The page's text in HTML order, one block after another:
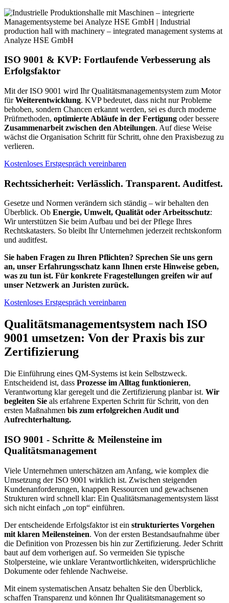
ISO 9001 & KVP: Fortlaufende Verbesserung als
Erfolgsfaktor
Mit der ISO 9001 wird Ihr Qualitätsmanagementsystem zum Motor
fürWeiterentwicklung. KVP bedeutet, dass nicht nur Probleme
behoben, sondern Chancen erkannt werden, sei es durch moderne
Prüfmethoden, optimierte Abläufe in der Fertigung oder bessere
Zusammenarbeit zwischen den Abteilungen. Auf diese Weise
wächst die Organisation Schritt für Schritt, ohne den Praxisbezug zu
verlieren.
Kostenloses Erstgespräch vereinbaren
Rechtssicherheit: Verlässlich. Transparent. Auditfest.
Gesetze und Normen verändern sich ständig – wir behalten den
Überblick. Ob Energie, Umwelt, Qualität oder Arbeitsschutz:
Wir unterstützen Sie beim Aufbau und bei der Pflege Ihres
Rechtskatasters. So bleibt Ihr Unternehmen jederzeit rechtskonform
und auditfest.
Sie haben Fragen zu Ihren Pflichten? Sprechen Sie uns gern
an, unser Erfahrungsschatz kann Ihnen erste Hinweise geben,
was zu tun ist. Für konkrete Fragestellungen greifen wir auf
unser Netzwerk an Juristen zurück.
Kostenloses Erstgespräch vereinbaren
Qualitätsmanagementsystem nach ISO
9001 umsetzen: Von der Praxis bis zur
Zertifizierung
Die Einführung eines QM-Systems ist kein Selbstzweck.
Entscheidend ist, dass Prozesse im Alltag funktionieren,
Verantwortung klar geregelt und die Zertifizierung planbar ist. Wir
begleiten Sie als erfahrene Experten Schritt für Schritt, von den
ersten Maßnahmen bis zum erfolgreichen Audit und
Aufrechterhaltung.
ISO 9001 - Schritte & Meilensteine im
Qualitätsmanagement
Viele Unternehmen unterschätzen am Anfang, wie komplex die
Umsetzung der ISO 9001 wirklich ist. Zwischen steigenden
Kundenanforderungen, knappen Ressourcen und gewachsenen
Strukturen wird schnell klar: Ein Qualitätsmanagementsystem lässt
sich nicht einfach „on top“ einführen.
Der entscheidende Erfolgsfaktor ist ein strukturiertes Vorgehen
mit klaren Meilensteinen. Von der ersten Bestandsaufnahme über
die Definition von Prozessen bis hin zur Zertifizierung. Jeder Schritt
baut auf dem vorherigen auf. So vermeiden Sie typische
Stolpersteine, wie unklare Verantwortlichkeiten, widersprüchliche
Dokumente oder fehlende Nachweise.
Mit einem systematischen Ansatz behalten Sie den Überblick,
schaffen Transparenz und können Ihr Qualitätsmanagement so